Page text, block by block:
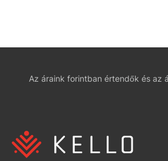
Az áraink forintban értendők és az